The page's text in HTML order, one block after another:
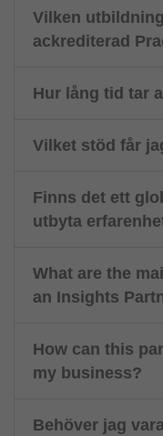
Vilken
ackrediterad
Hur lång tid tar
Vilket stöd får
Finns det ett
utbyta
What are the
an Insights
How can this
my business?
Behöver jag